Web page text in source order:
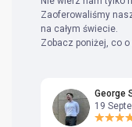
Zaoferowaliśmy
na całym świecie.
Zobacz poniżej, co
George
19